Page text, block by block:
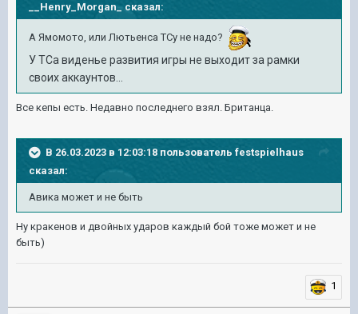
__Henry_Morgan_ сказал:
А Ямомото, или Лютьенса ТСу не надо?
У ТСа виденье развития игры не выходит за рамки
своих аккаунтов...
Все кепы есть. Недавно последнего взял. Британца.
В 26.03.2023 в 12:03:18 пользователь festspielhaus
сказал:
Авика может и не быть
Ну кракенов и двойных ударов каждый бой тоже может и не
быть)
1